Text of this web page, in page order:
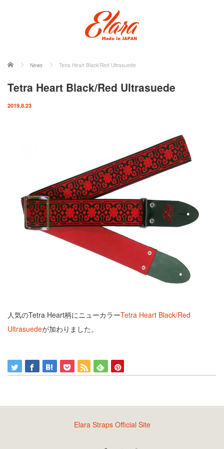
ホーム News Tetra Heart Black/Red Ultrasuede
Tetra Heart Black/Red Ultrasuede
2019.8.23
人気のTetra Heart柄にニューカラーTetra Heart Black/Red
Ultrasuedeが加わりました。
Elara Straps Official Site